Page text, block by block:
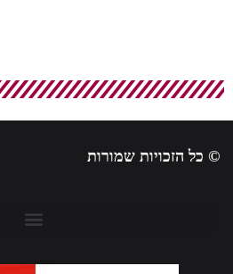
© כל הזכויות שמורות